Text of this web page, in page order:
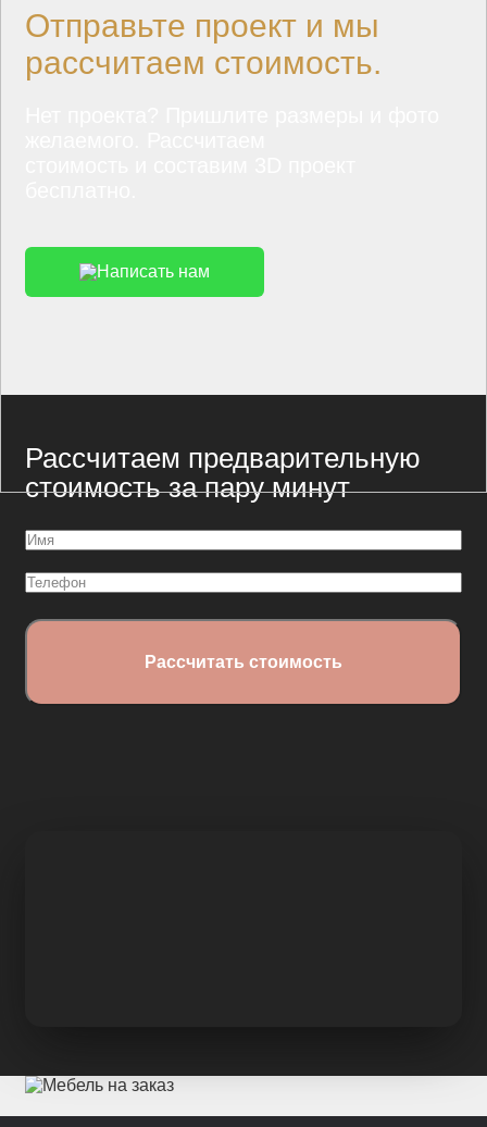
Отправьте проект и мы
рассчитаем стоимость.
Написать нам
Рассчитаем предварительную
стоимость за пару минут
Имя
Телефон